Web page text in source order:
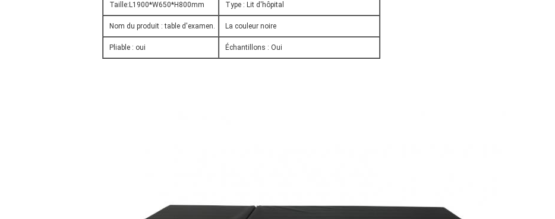
Taille:L1900*W650*H800mm Type : Lit d'hôpital
Nom du produit : table d'examen. La couleur noire
Pliable : oui Échantillons : Oui